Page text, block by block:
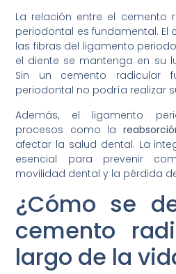
La relación entre el cemento
periodontal es fundamental.
las fibras del ligamento
el diente se mantenga en su
Sin un cemento radicular
periodontal no podría realizar
Además, el ligamento
procesos como la
afectar la salud dental. La
esencial para prevenir
movilidad dental y la pérdida
¿Cómo se
cemento
largo de la